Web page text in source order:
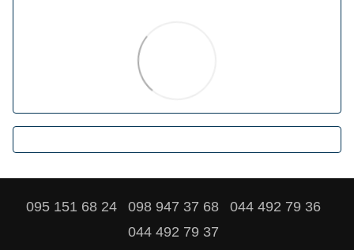
095 151 68 24 098 947 37 68
044 492 79 36
044 492 79 37